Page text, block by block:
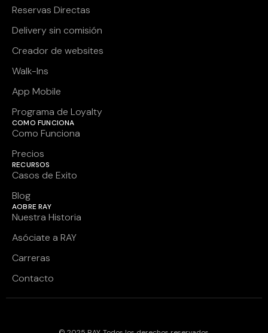
Reservas Directas
Delivery sin comisión
Creador de websites
Walk-Ins
App Mobile
Programa de Loyalty
COMO FUNCIONA
Como Funciona
Precios
RECURSOS
Casos de Exito
Blog
AOBRE RAY
Nuestra Historia
Asóciate a RAY
Carreras
Contacto